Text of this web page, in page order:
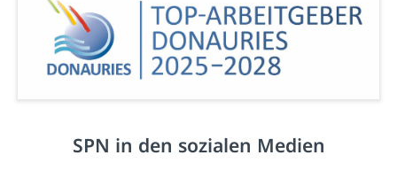
SPN in den sozialen Medien